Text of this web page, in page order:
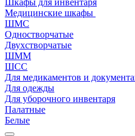
Шкафы для инвентаря
Медицинские шкафы
ШМС
Одностворчатые
Двухстворчатые
ШММ
ШСС
Для медикаментов и
Для одежды
Для уборочного инвентаря
Палатные
Белые